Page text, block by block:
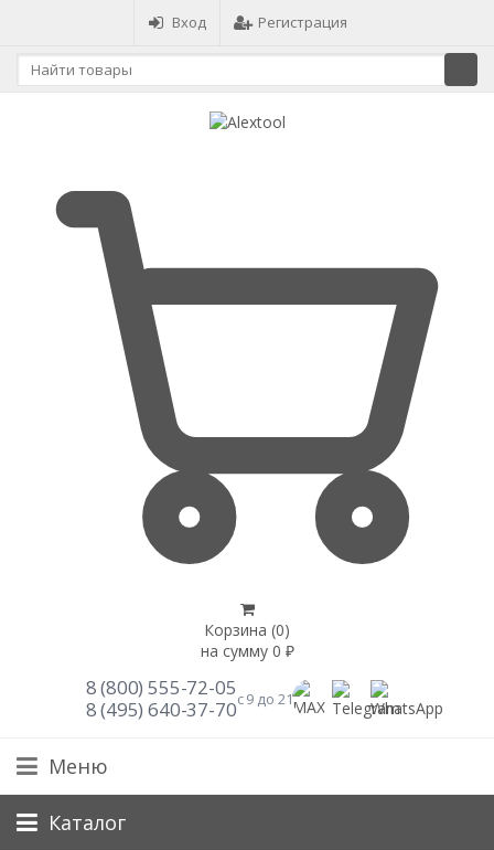
Вход Регистрация
Корзина (0)
на сумму 0 ₽
8 (800) 555-72-05
8 (495) 640-37-70с 9 до 21
Меню
Каталог